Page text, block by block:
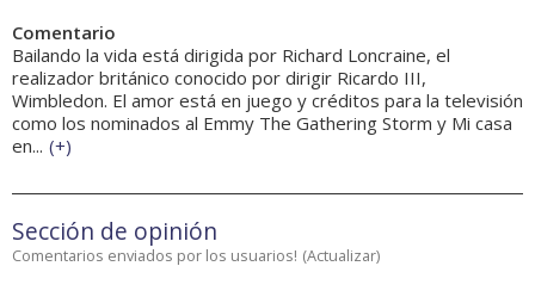
Comentario
Bailando la vida está dirigida por Richard Loncraine, el
realizador británico conocido por dirigir Ricardo III,
Wimbledon. El amor está en juego y créditos para la televisión
como los nominados al Emmy The Gathering Storm y Mi casa
en... (+)
Sección de opinión
Comentarios enviados por los usuarios! (Actualizar)